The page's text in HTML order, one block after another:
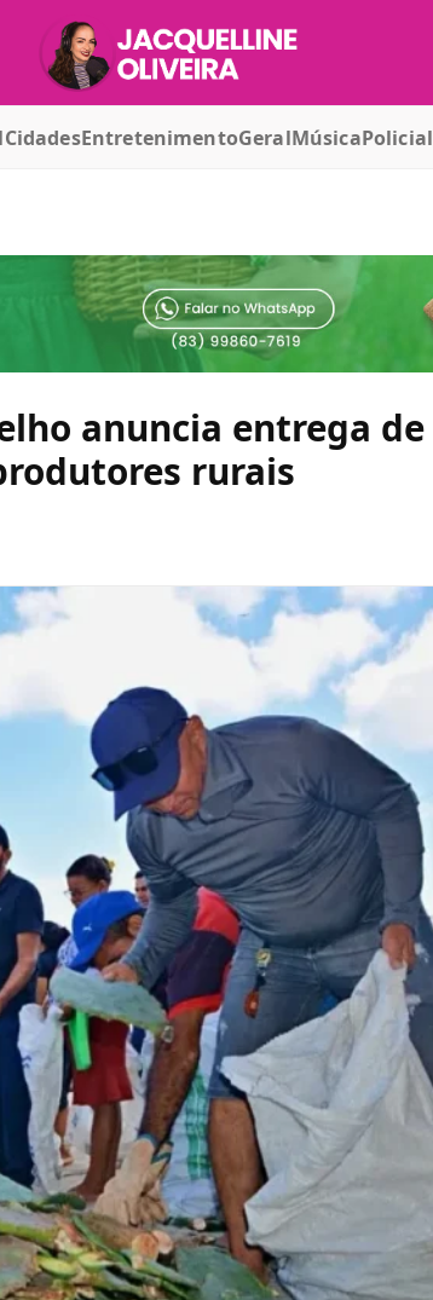
CidadesEntretenimentoGeralMúsicaPolicial
anuncia entrega de
rurais